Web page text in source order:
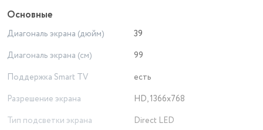
Основные
Диагональ экрана (дюйм)
39
Диагональ экрана (см)
99
Поддержка Smart TV
есть
Разрешение экрана
HD, 1366x768
Тип подсветки экрана
Direct LED